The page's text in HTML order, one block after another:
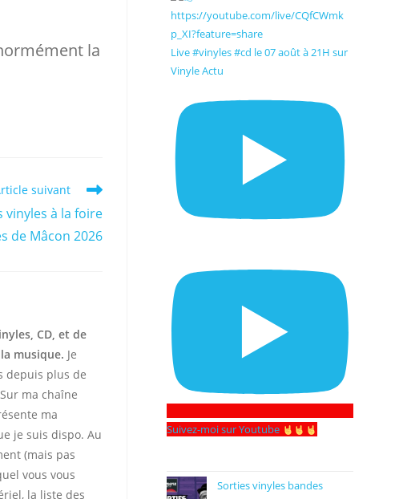
la
suivant
vinyles à la foire
de Mâcon 2026
CD, et de
musique. Je
depuis plus de
Sur ma chaîne
ma
je suis dispo. Au
(mais pas
vous vous
la liste des
Live #vinyles #cd le 07 août à 21H sur
Vinyle Actu
Suivez-moi sur Youtube
Sorties vinyles bandes